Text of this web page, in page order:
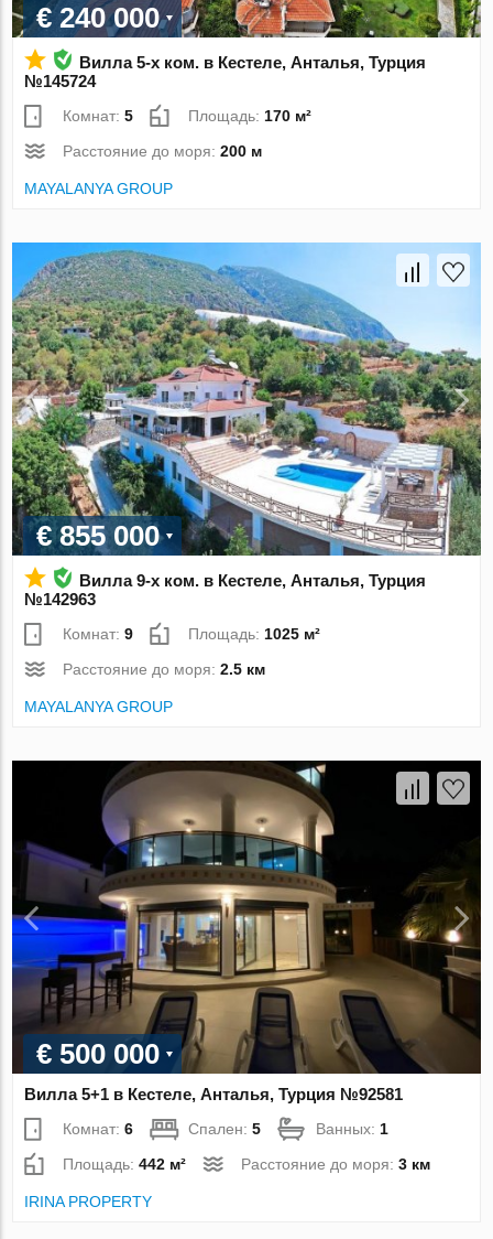
€ 240 000
Вилла 5-х ком. в Кестеле, Анталья, Турция
№145724
Комнат:5 Площадь:170 м²
Расстояние до моря:200 м
MAYALANYA GROUP
€ 855 000
Вилла 9-х ком. в Кестеле, Анталья, Турция
№142963
Комнат:9 Площадь: 1025 м²
Расстояние до моря:2.5 км
MAYALANYA GROUP
€ 500 000
Вилла 5+1 в Кестеле, Анталья, Турция №92581
Комнат:6 Спален:5 Ванных: 1
Площадь:442 м² Расстояние до моря:3 км
IRINA PROPERTY